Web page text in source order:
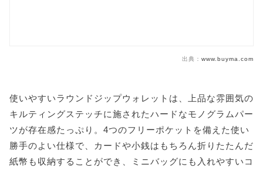
出典： www.buyma.com
使いやすいラウンドジップウォレットは、上品な雰囲気の
キルティングステッチに施されたハードなモノグラムパー
ツが存在感たっぷり。4つのフリーポケットを備えた使い
勝手のよい仕様で、カードや小銭はもちろん折りたたんだ
紙幣も収納することができ、ミニバッグにも入れやすいコ